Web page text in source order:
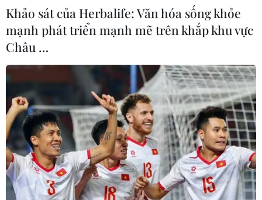
Khảo sát của Herbalife: Văn hóa sống khỏe
mạnh phát triển mạnh mẽ trên khắp khu vực
Châu …